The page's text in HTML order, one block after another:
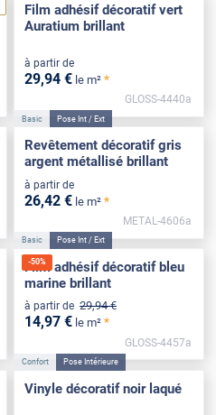
Film adhésif décoratif vert
Auratium brillant
à partir de
29,94 € le m² *
GLOSS-4440a
Basic Pose Int / Ext
Revêtement décoratif gris
argent métallisé brillant
à partir de
26,42 € le m² *
METAL-4606a
-50%
Basic Pose Int / Ext
Film adhésif décoratif bleu
marine brillant
à partir de 29,94 €
14,97 € le m² *
GLOSS-4457a
Confort Pose Intérieure
Vinyle décoratif noir laqué